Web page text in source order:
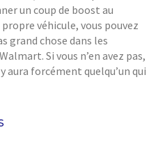
un coup de boost au
véhicule, vous pouvez
grand chose dans les
Si vous n’en avez pas,
aura forcément quelqu’un qui